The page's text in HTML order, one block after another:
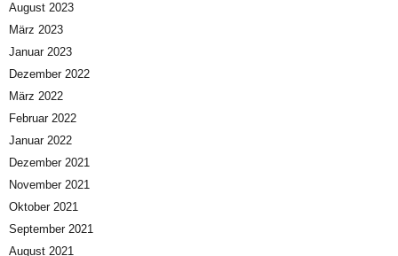
August 2023
März 2023
Januar 2023
Dezember 2022
März 2022
Februar 2022
Januar 2022
Dezember 2021
November 2021
Oktober 2021
September 2021
August 2021